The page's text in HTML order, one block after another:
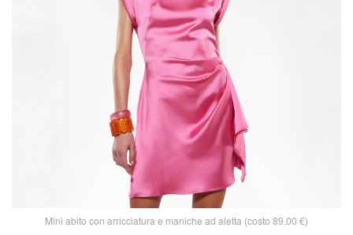
Mini abito con arricciatura e maniche ad aletta (costo 89,00 €)